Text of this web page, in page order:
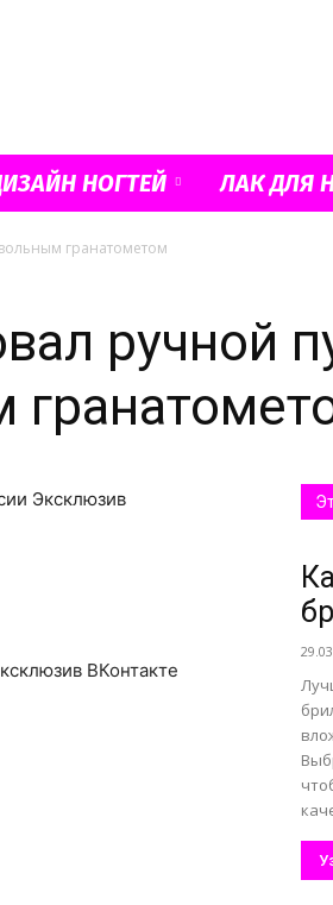
Французский
НОГТЕЙ ЛАК ДЛЯ
гранатометом
ручной
Эксклюзив
ВКонтакте